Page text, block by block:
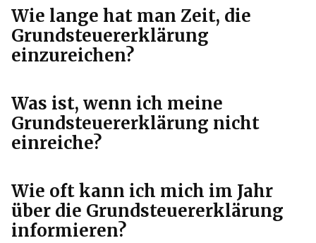
Wie lange hat man Zeit, die
Grundsteuererklärung
einzureichen?
Was ist, wenn ich meine
Grundsteuererklärung nicht
einreiche?
Wie oft kann ich mich im Jahr
über die Grundsteuererklärung
informieren?